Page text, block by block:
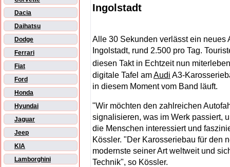
Dacia
Daihatsu
Dodge
Ferrari
Fiat
Ford
Honda
Hyundai
Jaguar
Jeep
KIA
Lamborghini
Ingolstadt
Alle 30 Sekunden verlässt ein neues
Ingolstadt, rund 2.500 pro Tag.
diesen Takt in Echtzeit nun
digitale Tafel amAudi A3-
in diesem Moment vom Band läuft.
"Wir möchten den zahlreichen
signalisieren, was im Werk passiert,
die Menschen interessiert und
Kössler. "Der Karosseriebau für den
modernste seiner Art weltweit und
Technik", so Kössler.